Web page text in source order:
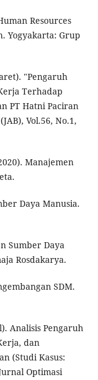
Resources
Yogyakarta: Grup
"Pengaruh
Terhadap
PT Hatni Paciran
Vol.56, No.1,
Manajemen
Daya Manusia.
Sumber Daya
Rosdakarya.
SDM.
Analisis Pengaruh
dan
(Studi Kasus:
Optimasi